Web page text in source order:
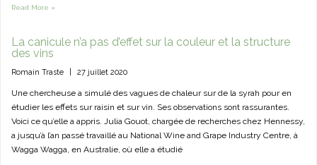
Read More »
La canicule n’a pas d’effet sur la couleur et la structure
des vins
Romain Traste 27 juillet 2020
Une chercheuse a simulé des vagues de chaleur sur de la syrah pour en
étudier les effets sur raisin et sur vin. Ses observations sont rassurantes.
Voici ce qu’elle a appris. Julia Gouot, chargée de recherches chez Hennessy,
a jusqu’à l’an passé travaillé au National Wine and Grape Industry Centre, à
Wagga Wagga, en Australie, où elle a étudié